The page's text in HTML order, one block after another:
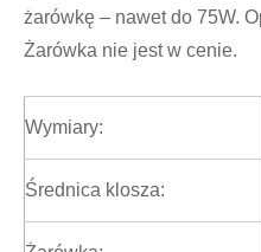
żarówkę – nawet do 75W.
Żarówka nie jest w cenie.
Wymiary:
Średnica klosza: